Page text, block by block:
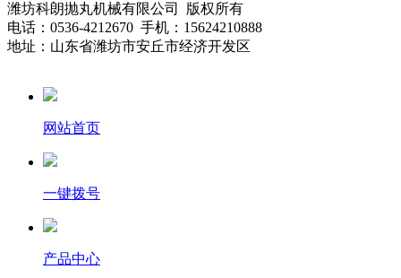
潍坊科朗抛丸机械有限公司 版权所有
电话：0536-4212670 手机：15624210888
地址：山东省潍坊市安丘市经济开发区
网站首页
一键拨号
产品中心